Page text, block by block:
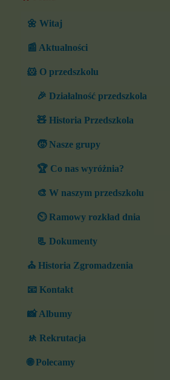
🌼 Witaj
📰 Aktualności
🐹 O przedszkolu
🎉 Działalność przedszkola
🧸 Historia Przedszkola
🧒 Nasze grupy
🏆 Co nas wyróżnia?
🎨 W naszym przedszkolu
⏲️ Ramowy rozkład dnia
📃 Dokumenty
⛪ Historia Zgromadzenia
📧 Kontakt
📸 Albumy
🚸 Rekrutacja
🌐 Polecamy